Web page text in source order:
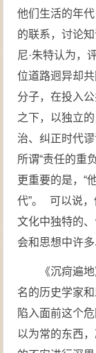
他们生活的年
的联系，讨论
尼·朱特认为，
位道路迥异却
分子，在投入
之下，以独立
治、纠正时代
所谓“责任的重
更重要的是，“
代”。 可以说
文化中独特的
会和思想中许
《沉疴遍
名的历史学家
陷入面前这个
以为常的东西